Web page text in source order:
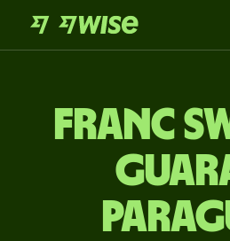
franc